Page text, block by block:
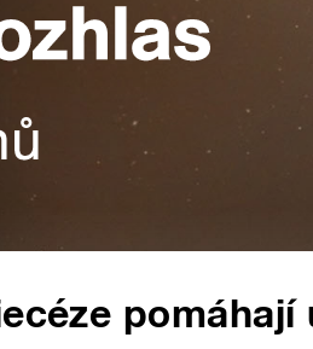
pomáhají